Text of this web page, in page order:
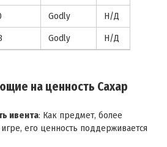
Godly
Н/Д
Godly Н/Д
на ценность Сахар
ивента: Как предмет, более
его ценность поддерживается